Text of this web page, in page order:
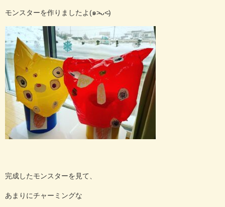
モンスターを作りましたよ(๑˃̵ᴗ˂̵)
完成したモンスターを見て、
あまりにチャーミングな